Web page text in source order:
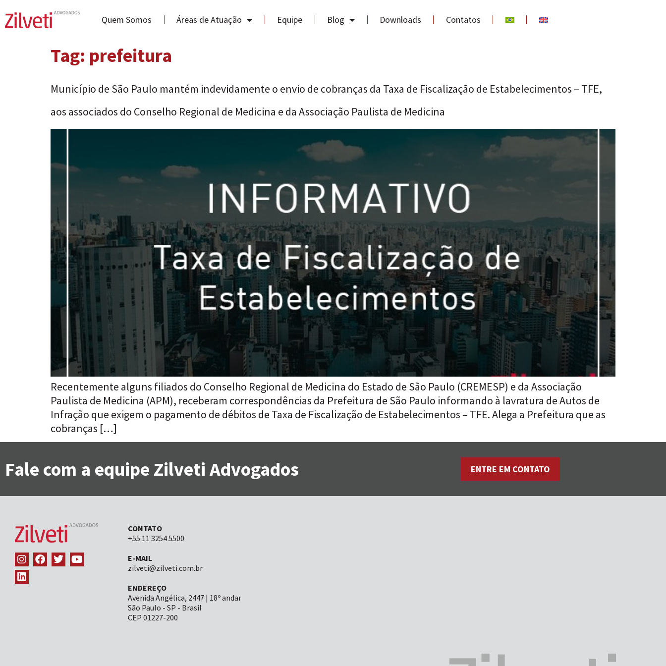
Quem Somos Áreas de Atuação Equipe Blog Downloads Contatos
Tag: prefeitura
Município de São Paulo mantém indevidamente o envio de cobranças da Taxa de Fiscalização de Estabelecimentos – TFE,
aos associados do Conselho Regional de Medicina e da Associação Paulista de Medicina
Recentemente alguns filiados do Conselho Regional de Medicina do Estado de São Paulo (CREMESP) e da Associação
Paulista de Medicina (APM), receberam correspondências da Prefeitura de São Paulo informando à lavratura de Autos de
Infração que exigem o pagamento de débitos de Taxa de Fiscalização de Estabelecimentos – TFE. Alega a Prefeitura que as
cobranças […]
Fale com a equipe Zilveti Advogados ENTRE EM CONTATO
CONTATO
+55 11 3254 5500
E-MAIL
zilveti@zilveti.com.br
ENDEREÇO
Avenida Angélica, 2447 | 18º andar
São Paulo - SP - Brasil
CEP 01227-200